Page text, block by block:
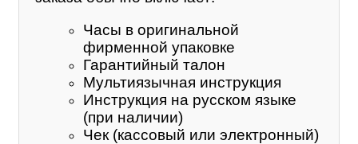
Часы в оригинальной
фирменной упаковке
Гарантийный талон
Мультиязычная инструкция
Инструкция на русском языке
(при наличии)
Чек (кассовый или электронный)